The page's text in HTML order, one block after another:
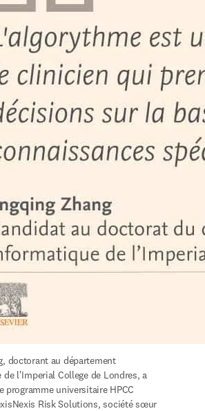
doctorant au département
l'Imperial College de Londres, a
programme universitaire HPCC
Risk Solutions, société sœur